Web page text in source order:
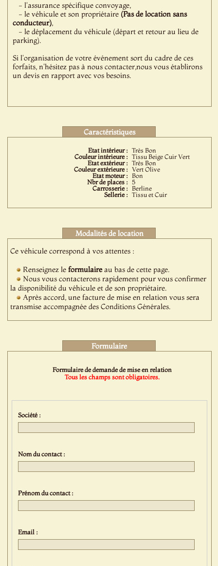
- l'assurance spécifique convoyage,
- le véhicule et son propriétaire (Pas de location sans
conducteur),
- le déplacement du véhicule (départ et retour au lieu de
parking).
Si l'organisation de votre événement sort du cadre de ces
forfaits, n'hésitez pas à nous contacter,nous vous établirons
un devis en rapport avec vos besoins.
Caractéristiques
Etat intérieur : Très Bon
Couleur intérieure : Tissu Beige Cuir Vert
Etat extérieur : Très Bon
Couleur extérieure : Vert Olive
Etat moteur : Bon
Nbr de places :
5
Carrosserie : Berline
Sellerie : Tissu et Cuir
Modalités de location
Ce véhicule correspond à vos attentes :
Renseignez leformulaireau bas de cette page.
Nous vous contacterons rapidement pour vous confirmer
la disponibilité du véhicule et de son propriétaire.
Après accord, une facture de mise en relation vous sera
transmise accompagnée des Conditions Générales.
Formulaire
Formulaire de demande de mise en relation
Tous les champs sont obligatoires.
Société :
Nom du contact :
Prénom du contact :
Email :